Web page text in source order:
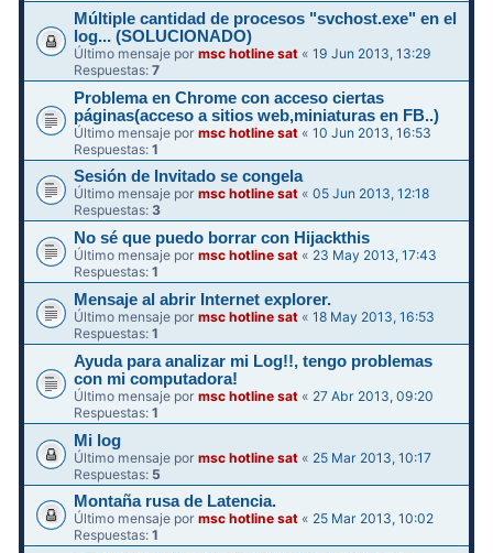
Múltiple cantidad de procesos "svchost.exe" en el
log... (SOLUCIONADO)
Último mensaje pormsc hotline sat «19 Jun 2013, 13:29
Respuestas:7
Problema en Chrome con acceso ciertas
páginas(acceso a sitios web,miniaturas en FB..)
Último mensaje pormsc hotline sat «10 Jun 2013, 16:53
Respuestas:1
Sesión de Invitado se congela
Último mensaje pormsc hotline sat «05 Jun 2013, 12:18
Respuestas: 3
No sé que puedo borrar con Hijackthis
Último mensaje pormsc hotline sat « 23 May 2013, 17:43
Respuestas:1
Mensaje al abrir Internet explorer.
Último mensaje pormsc hotline sat «18 May 2013, 16:53
Respuestas:1
Ayuda para analizar mi Log!!, tengo problemas
con mi computadora!
Último mensaje pormsc hotline sat « 27 Abr 2013, 09:20
Respuestas:1
Mi log
Último mensaje pormsc hotline sat « 25 Mar 2013, 10:17
Respuestas: 5
Montaña rusa de Latencia.
Último mensaje pormsc hotline sat « 25 Mar 2013, 10:02
Respuestas:1